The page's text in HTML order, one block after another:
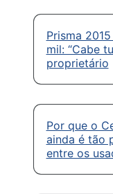
Prisma
mil: “Cabe
proprietário
Por que o
ainda é tão
entre os